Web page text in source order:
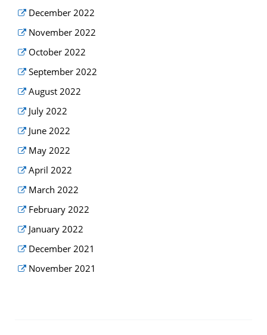
December 2022
November 2022
October 2022
September 2022
August 2022
July 2022
June 2022
May 2022
April 2022
March 2022
February 2022
January 2022
December 2021
November 2021